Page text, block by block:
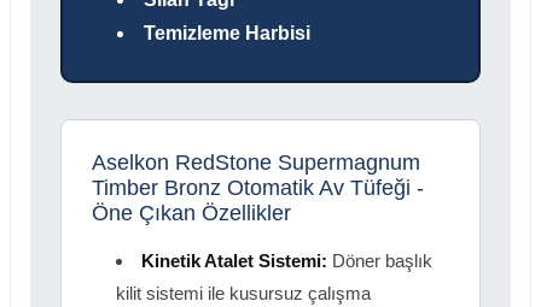
Temizleme Harbisi
Aselkon RedStone Supermagnum
Timber Bronz Otomatik Av Tüfeği -
Öne Çıkan Özellikler
Kinetik Atalet Sistemi: Döner başlık
kilit sistemi ile kusursuz çalışma